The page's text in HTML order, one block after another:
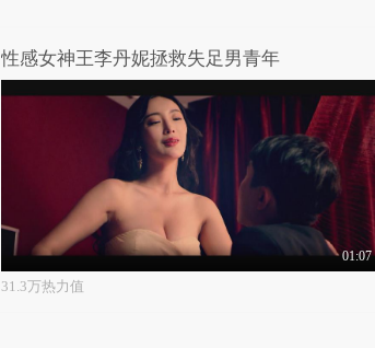
性感女神王李丹妮拯救失足男青年
01:07
31.3万热力值